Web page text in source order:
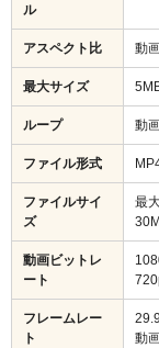
ル
アスペクト比 動
最大サイズ
ループ 動
ファイル形式
ファイルサイ
ズ
最
動画ビットレ
ート
フレームレー
ト
動